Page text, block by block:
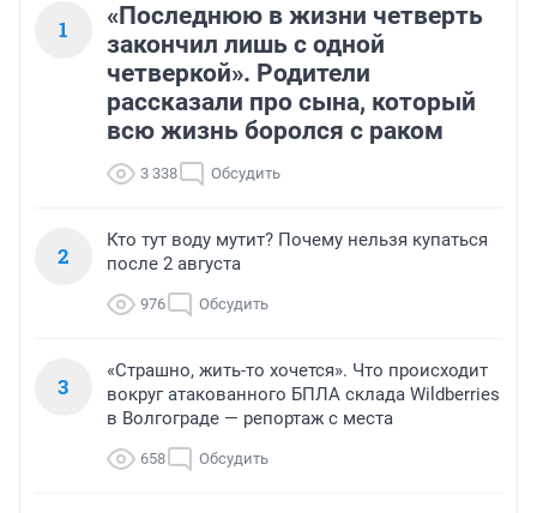
1
«Последнюю в жизни четверть
закончил лишь с одной
четверкой». Родители
рассказали про сына, который
всю жизнь боролся с раком
3 338 Обсудить
2
Кто тут воду мутит? Почему нельзя купаться
после 2 августа
976 Обсудить
3
«Страшно, жить-то хочется». Что происходит
вокруг атакованного БПЛА склада Wildberries
в Волгограде — репортаж с места
658 Обсудить